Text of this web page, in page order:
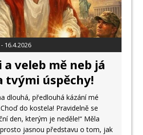
16.4.2026
a veleb mě neb já
tvými úspěchy!
dlouhá, předlouhá kázání mé
do kostela! Pravidelně se
den, kterým je neděle!“ Měla
jasnou představu o tom, jak